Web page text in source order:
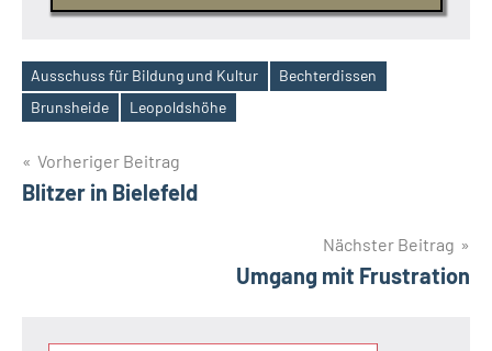
Schlagwörter
Ausschuss für Bildung und Kultur
Bechterdissen
Brunsheide
Leopoldshöhe
Beitragsnavigation
Vorheriger Beitrag
Blitzer in Bielefeld
Nächster Beitrag
Umgang mit Frustration